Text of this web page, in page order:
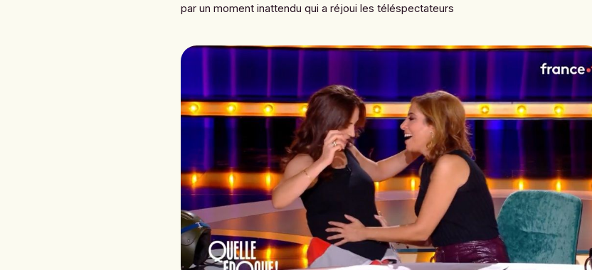
par un moment inattendu qui a réjoui les téléspectateurs